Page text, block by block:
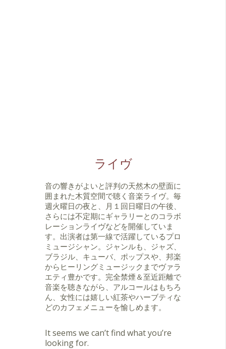
ライヴ
音の響きがよいと評判の天然木の壁面に
囲まれた木質空間で聴く音楽ライヴ。毎
週火曜日の夜と、月１回日曜日の午後、
さらには不定期にギャラリーとのコラボ
レーションライヴなどを開催していま
す。出演者は第一線で活躍しているプロ
ミュージシャン。ジャンルも、ジャズ、
ブラジル、キューバ、ポップスや、邦楽
からヒーリングミュージックまでヴァラ
エティ豊かです。完全禁煙＆至近距離で
音楽を聴きながら、アルコールはもちろ
ん、女性には嬉しい紅茶やハーブティな
どのカフェメニューを愉しめます。
It seems we can’t find what you’re
looking for.